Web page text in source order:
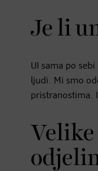
Je li
UI sama po
ljudi. Mi smo
pristranostima.